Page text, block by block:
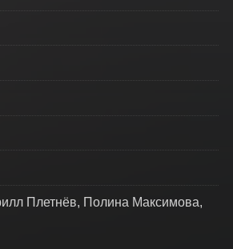
Плетнёв, Полина Максимова,